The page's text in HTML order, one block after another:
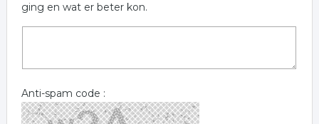
ging en wat er beter kon.
Anti-spam code :